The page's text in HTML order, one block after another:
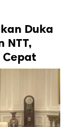
Duka
NTT,